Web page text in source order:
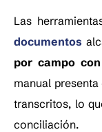
Las
documentos
por campo
manual
transcritos, lo
conciliación.